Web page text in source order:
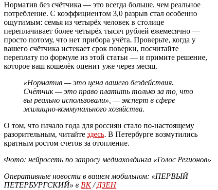
Норматив без счётчика — это всегда больше, чем реальное
потребление. С коэффициентом 3,0 разрыв стал особенно
ощутимым: семья из четырёх человек в столице
переплачивает более четырёх тысяч рублей ежемесячно —
просто потому, что нет прибора учёта. Проверьте, когда у
вашего счётчика истекает срок поверки, посчитайте
переплату по формуле из этой статьи — и примите решение,
которое ваш кошелёк оценит уже через месяц.
«Норматив — это цена вашего бездействия.
Счётчик — это право платить только за то, что
вы реально использовали», — эксперт в сфере
жилищно-коммунального хозяйства.
О том, что начало года для россиян стало по-настоящему
разорительным, читайте здесь. В Петербурге возмутились
кратным ростом счетов за отопление.
Фото: нейросеть по запросу медиахолдинга «Голос Регионов»
Оперативные новости в вашем мобильном: «ПЕРВЫЙ
ПЕТЕРБУРГСКИЙ» в ВК/ДЗЕН